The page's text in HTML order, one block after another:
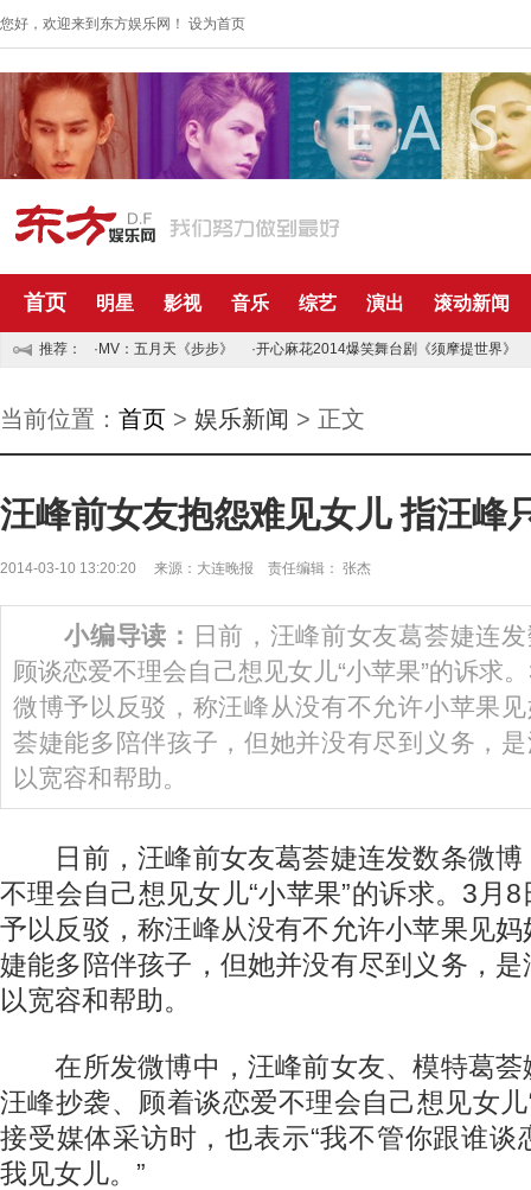
您好，欢迎来到东方娱乐网！ 设为首页
首页 明星 影视 音乐 综艺 演出 滚动新闻
推荐： ·MV：五月天《步步》 ·开心麻花2014爆笑舞台剧《须摩提世界》
当前位置： 首页 > 娱乐新闻 > 正文
汪峰前女友抱怨难见女儿 指汪峰
2014-03-10 13:20:20 来源：大连晚报 责任编辑： 张杰
小编导读： 日前，汪峰前女友葛荟婕连
顾谈恋爱不理会自己想见女儿“小苹果”的诉求
微博予以反驳，称汪峰从没有不允许小苹果
荟婕能多陪伴孩子，但她并没有尽到义务，
以宽容和帮助。
日前，汪峰前女友葛荟婕连发数条微博
不理会自己想见女儿“小苹果”的诉求。3月
予以反驳，称汪峰从没有不允许小苹果见
婕能多陪伴孩子，但她并没有尽到义务，
以宽容和帮助。
在所发微博中，汪峰前女友、模特葛荟
汪峰抄袭、顾着谈恋爱不理会自己想见女
接受媒体采访时，也表示“我不管你跟谁谈
我见女儿。”